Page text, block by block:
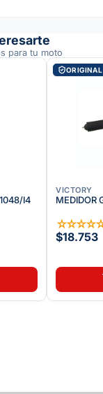
para tu moto
I4
ORIGINAL
VICTORY
MEDIDOR
☆☆☆☆
$18.753